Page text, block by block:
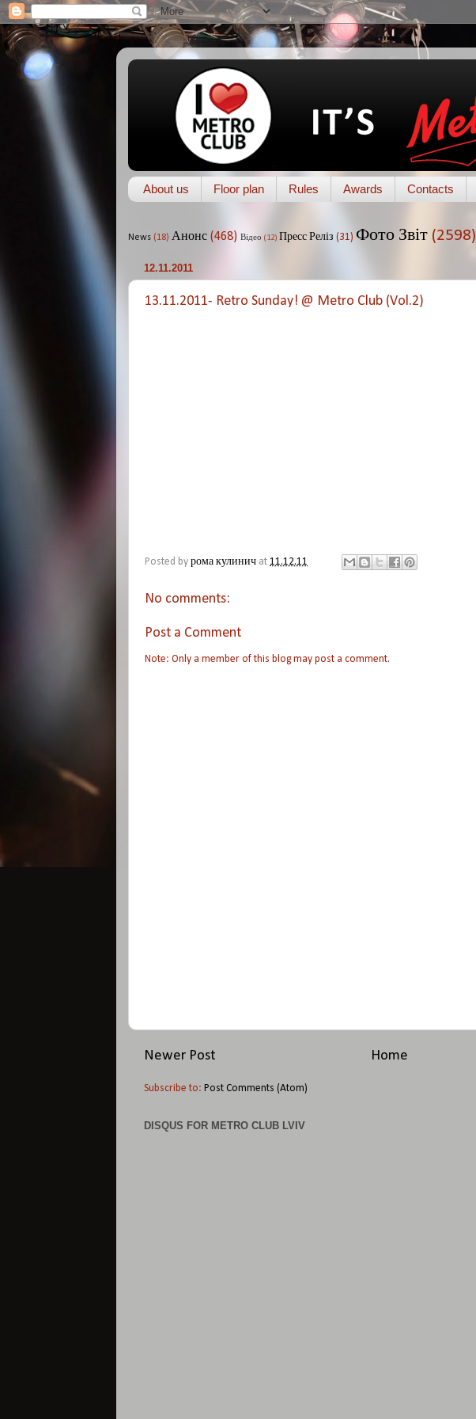
About us Floor plan Rules Awards Contacts
News (18) Анонс (468) Відео (12) Пресс Реліз (31) Фото Звіт (2598)
12.11.2011
13.11.2011- Retro Sunday! @ Metro Club (Vol.2)
Posted by рома кулинич at 11.12.11
No comments:
Post a Comment
Note: Only a member of this blog may post a comment.
Newer Post Home
Subscribe to: Post Comments (Atom)
DISQUS FOR METRO CLUB LVIV